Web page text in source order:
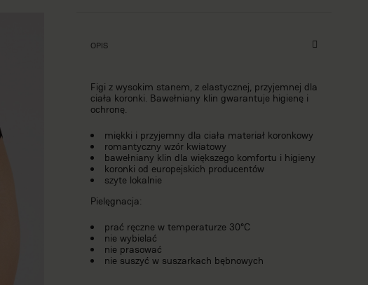
OPIS
Figi z wysokim stanem, z elastycznej, przyjemnej dla
ciała koronki. Bawełniany klin gwarantuje higienę i
ochronę.
miękki i przyjemny dla ciała materiał koronkowy
romantyczny wzór kwiatowy
bawełniany klin dla większego komfortu i higieny
koronki od europejskich producentów
szyte lokalnie
Pielęgnacja:
prać ręczne w temperaturze 30°C
nie wybielać
nie prasować
nie suszyć w suszarkach bębnowych